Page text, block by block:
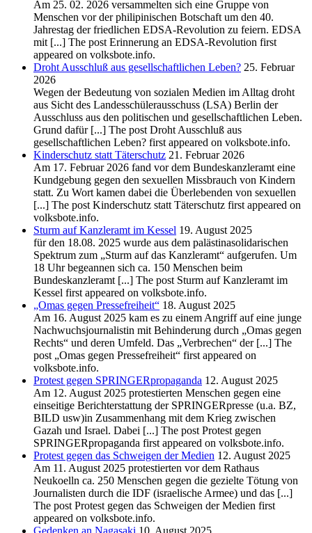
Am 25. 02. 2026 versammelten sich eine Gruppe von
Menschen vor der philipinischen Botschaft um den 40.
Jahrestag der friedlichen EDSA-Revolution zu feiern. EDSA
mit [...] The post Erinnerung an EDSA-Revolution first
appeared on volksbote.info.
Droht Ausschluß aus gesellschaftlichen Leben? 25. Februar
2026
Wegen der Bedeutung von sozialen Medien im Alltag droht
aus Sicht des Landesschülerausschuss (LSA) Berlin der
Ausschluss aus den politischen und gesellschaftlichen Leben.
Grund dafür [...] The post Droht Ausschluß aus
gesellschaftlichen Leben? first appeared on volksbote.info.
Kinderschutz statt Täterschutz 21. Februar 2026
Am 17. Februar 2026 fand vor dem Bundeskanzleramt eine
Kundgebung gegen den sexuellen Missbrauch von Kindern
statt. Zu Wort kamen dabei die Überlebenden von sexuellen
[...] The post Kinderschutz statt Täterschutz first appeared on
volksbote.info.
Sturm auf Kanzleramt im Kessel 19. August 2025
für den 18.08. 2025 wurde aus dem palästinasolidarischen
Spektrum zum „Sturm auf das Kanzleramt“ aufgerufen. Um
18 Uhr begeannen sich ca. 150 Menschen beim
Bundeskanzleramt [...] The post Sturm auf Kanzleramt im
Kessel first appeared on volksbote.info.
„Omas gegen Pressefreiheit“ 18. August 2025
Am 16. August 2025 kam es zu einem Angriff auf eine junge
Nachwuchsjournalistin mit Behinderung durch „Omas gegen
Rechts“ und deren Umfeld. Das „Verbrechen“ der [...] The
post „Omas gegen Pressefreiheit“ first appeared on
volksbote.info.
Protest gegen SPRINGERpropaganda 12. August 2025
Am 12. August 2025 protestierten Menschen gegen eine
einseitige Berichterstattung der SPRINGERpresse (u.a. BZ,
BILD usw)in Zusammenhang mit dem Krieg zwischen
Gazah und Israel. Dabei [...] The post Protest gegen
SPRINGERpropaganda first appeared on volksbote.info.
Protest gegen das Schweigen der Medien 12. August 2025
Am 11. August 2025 protestierten vor dem Rathaus
Neukoelln ca. 250 Menschen gegen die gezielte Tötung von
Journalisten durch die IDF (israelische Armee) und das [...]
The post Protest gegen das Schweigen der Medien first
appeared on volksbote.info.
Gedenken an Nagasaki 10. August 2025